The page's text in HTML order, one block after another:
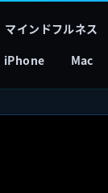
マインドフルネス
iPhone Mac